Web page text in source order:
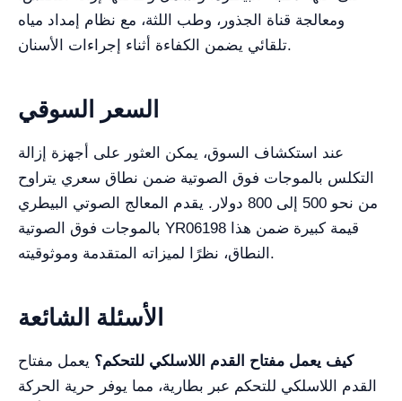
ومعالجة قناة الجذور، وطب اللثة، مع نظام إمداد مياه
تلقائي يضمن الكفاءة أثناء إجراءات الأسنان.
السعر السوقي
عند استكشاف السوق، يمكن العثور على أجهزة إزالة
التكلس بالموجات فوق الصوتية ضمن نطاق سعري يتراوح
من نحو 500 إلى 800 دولار. يقدم المعالج الصوتي البيطري
بالموجات فوق الصوتية YR06198 قيمة كبيرة ضمن هذا
النطاق، نظرًا لميزاته المتقدمة وموثوقيته.
الأسئلة الشائعة
كيف يعمل مفتاح القدم اللاسلكي للتحكم؟ يعمل مفتاح
القدم اللاسلكي للتحكم عبر بطارية، مما يوفر حرية الحركة